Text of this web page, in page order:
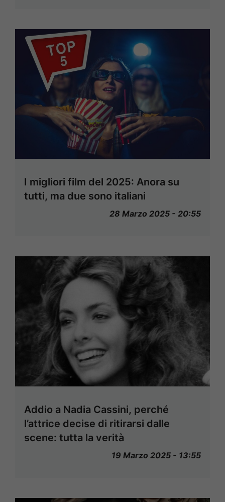
I migliori film del 2025: Anora su
tutti, ma due sono italiani
28 Marzo 2025 - 20:55
Addio a Nadia Cassini, perché
l’attrice decise di ritirarsi dalle
scene: tutta la verità
19 Marzo 2025 - 13:55